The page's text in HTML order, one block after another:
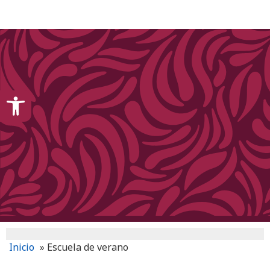
Inicio » Escuela de verano
Open toolbar